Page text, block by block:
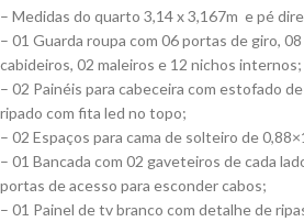
– Medidas do quarto 3,14 x 3,167m e pé
– 01 Guarda roupa com 06 portas de giro,
cabideiros, 02 maleiros e 12 nichos internos;
– 02 Painéis para cabeceira com estofado
ripado com fita led no topo;
– 02 Espaços para cama de solteiro de
– 01 Bancada com 02 gaveteiros de cada
portas de acesso para esconder cabos;
– 01 Painel de tv branco com detalhe de